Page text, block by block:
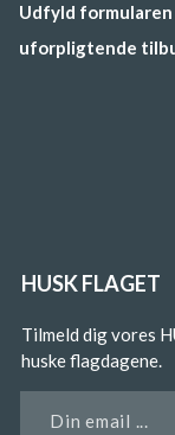
Udfyld
uforpligtende
HUSK FLAGET
Tilmeld dig vores
huske flagdagene.
Din email ...